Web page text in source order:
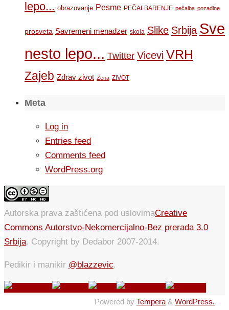
lepo... obrazovanje Pesme PEČALBARENJE pečalba pozadine
prosveta Savremeni menadzer skola Slike Srbija Sve
nesto lepo... Twitter Vicevi VRH
Zajeb Zdrav zivot Zena ZIVOT
Meta
Log in
Entries feed
Comments feed
WordPress.org
Autorska prava zaštićena pod uslovimaCreative
Commons Autorstvo-Nekomercijalno-Bez prerada 3.0
Srbija. Copyright by Dedabor 2007-2014.
Pedikir i manikir @blazzevic.
Powered by Tempera& WordPress.